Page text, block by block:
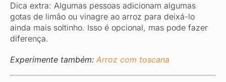
Dica extra: Algumas pessoas adicionam algumas
gotas de limão ou vinagre ao arroz para deixá-lo
ainda mais soltinho. Isso é opcional, mas pode fazer
diferença.
Experimente também: Arroz com toscana